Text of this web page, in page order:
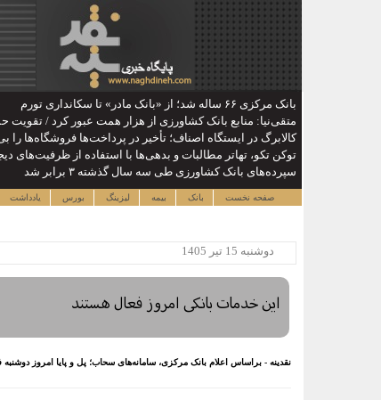
بانک مرکزی ۶۶ ساله شد؛ از «بانک مادر» تا سکانداری تورم
متقی‌نیا: منابع بانک کشاورزی از هزار همت عبور کرد / تقویت
کالابرگ در ایستگاه اصناف؛ تأخیر در پرداخت‌ها فروشگاه‌ها را
توکن تکو، تهاتر مطالبات و بدهی‌ها با استفاده از ظرفیت‌های
سپرده‌های بانک کشاورزی طی سه سال گذشته ۳ برابر شد
صفحه نخست بانک بیمه لیزینگ بورس یادداشت
دوشنبه 15 تير 1405
این خدمات بانکی امروز فعال هستند
نقدینه - براساس اعلام بانک مرکزی، سامانه‌های سحاب؛ پل و پایا امروز دوشنبه